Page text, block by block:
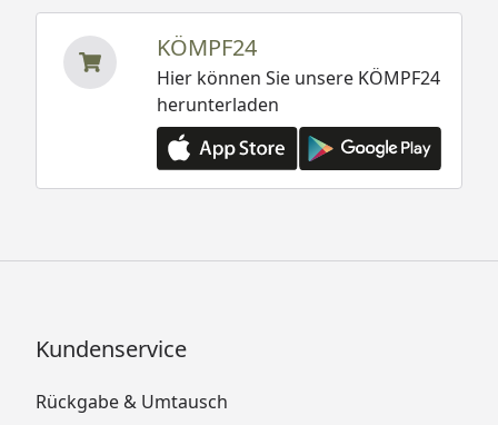
KÖMPF24
Hier können Sie unsere KÖMPF24
herunterladen
Kundenservice
Rückgabe & Umtausch